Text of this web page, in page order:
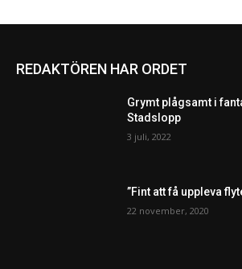
REDAKTÖREN HAR ORDET
Grymt plågsamt i
Stadslopp
3 juli, 2022
”Fint att få uppleva
22 november, 2020